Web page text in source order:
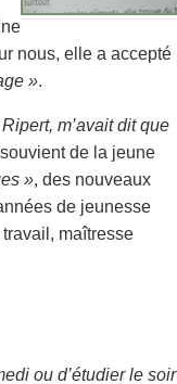
nous, elle a accepté
».
m’avait dit que
de la jeune
», des nouveaux
de jeunesse
maîtresse
ou d’étudier le soir